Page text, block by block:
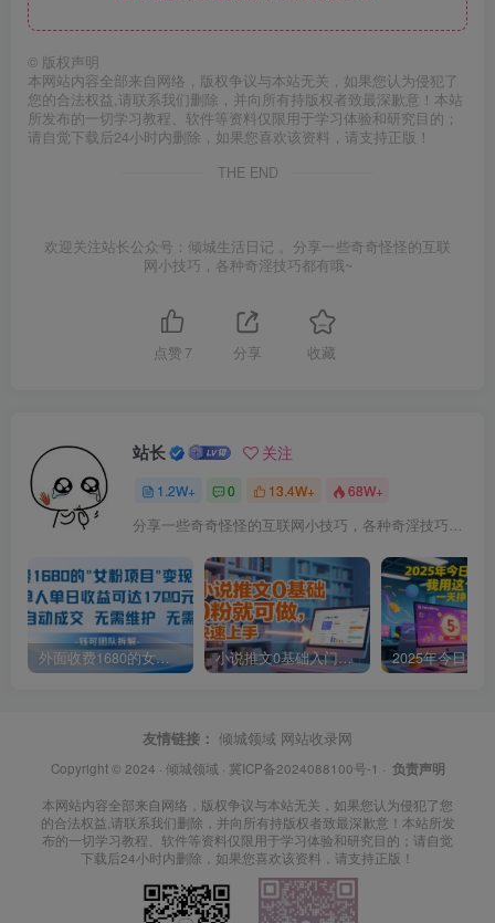
© 版权声明
本网站内容全部来自网络，版权争议与本站无关，如果您认为侵犯了
您的合法权益,请联系我们删除，并向所有持版权者致最深歉意！本站
所发布的一切学习教程、软件等资料仅限用于学习体验和研究目的；
请自觉下载后24小时内删除，如果您喜欢该资料，请支持正版！
THE END
欢迎关注站长公众号：倾城生活日记 。分享一些奇奇怪怪的互联
网小技巧，各种奇淫技巧都有哦~
点赞 7 分享 收藏
站长 关注
1.2W+ 0 13.4W+ 68W+
外面收费1680的女粉项目变现，单人单日收益可达1.7k，全自动成交无需维护 小说推文0基础入门教程，0粉就可做，快速上手
友情链接： 倾城领域 网站收录网
Copyright © 2024 · 倾城领域 · 冀ICP备2024088100号-1 · 负责声明
本网站内容全部来自网络，版权争议与本站无关，如果您认为侵犯了您
的合法权益,请联系我们删除，并向所有持版权者致最深歉意！本站所发
布的一切学习教程、软件等资料仅限用于学习体验和研究目的；请自觉
下载后24小时内删除，如果您喜欢该资料，请支持正版！